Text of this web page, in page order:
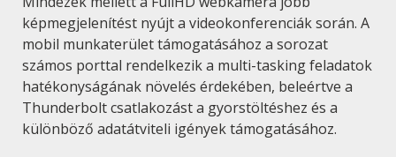
képmegjelenítést nyújt a videokonferenciák során. A
mobil munkaterület támogatásához a sorozat
számos porttal rendelkezik a multi-tasking feladatok
hatékonyságának növelés érdekében, beleértve a
Thunderbolt csatlakozást a gyorstöltéshez és a
különböző adatátviteli igények támogatásához.